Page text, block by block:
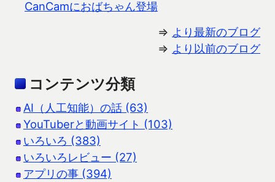
CanCamにおばちゃん登場
⇒ より最新のブログ
⇒ より以前のブログ
コンテンツ分類
AI（人工知能）の話 (63)
YouTuberと動画サイト (103)
いろいろ (383)
いろいろレビュー (27)
アプリの事 (394)